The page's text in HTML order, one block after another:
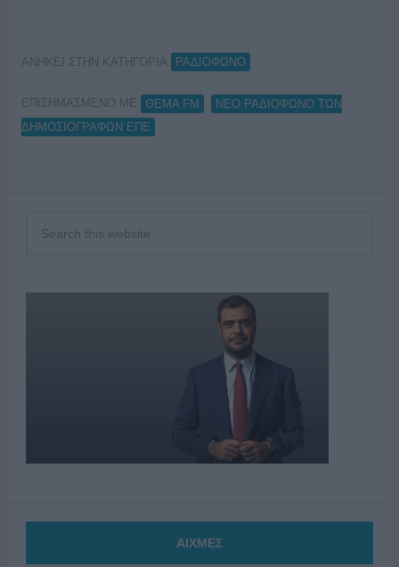
ΑΝΗΚΕΙ ΣΤΗΝ ΚΑΤΗΓΟΡΙΑ: ΡΑΔΙΟΦΩΝΟ
ΕΠΙΣΗΜΑΣΜΕΝΟ ΜΕ: ΘΕΜΑ FM
ΝΕΟ ΡΑΔΙΟΦΩΝΟ ΤΩΝ
ΔΗΜΟΣΙΟΓΡΑΦΩΝ ΕΠΕ
ΑΙΧΜΕΣ